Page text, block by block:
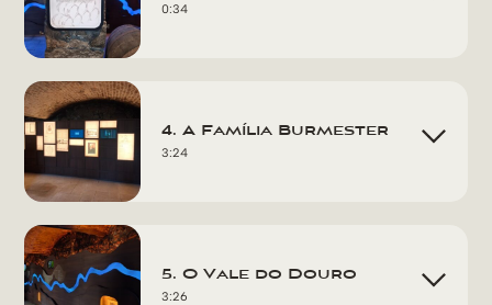
0:34
4. A Família Burmester
3:24
5. O Vale do Douro
3:26